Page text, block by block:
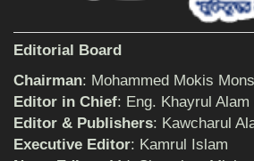
সোমবার
ঠাকুরগাঁওয়ে শিশু
Editorial Board
Chairman: Mohammed Mokis
Editor in Chief: Eng. Khayrul Alam
Editor & Publishers: Kawcharul
Executive Editor: Kamrul Islam